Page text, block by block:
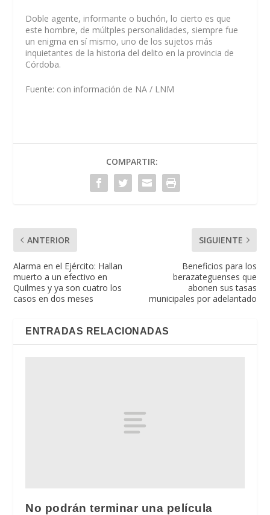
Doble agente, informante o buchón, lo cierto es que
este hombre, de múltples personalidades, siempre fue
un enigma en sí mismo, uno de los sujetos más
inquietantes de la historia del delito en la provincia de
Córdoba.
Fuente: con información de NA / LNM
COMPARTIR:
ANTERIOR
Alarma en el Ejército: Hallan
muerto a un efectivo en
Quilmes y ya son cuatro los
casos en dos meses
SIGUIENTE
Beneficios para los
berazateguenses que
abonen sus tasas
municipales por adelantado
ENTRADAS RELACIONADAS
No podrán terminar una película